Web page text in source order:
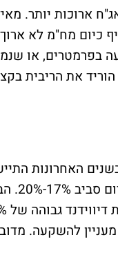
ארוכות יותר.
כיום מח"מ לא
בפרמטרים, או
את הריבית
האחרונות
מתחרות נמוכה ורווחיות
להשקעה.